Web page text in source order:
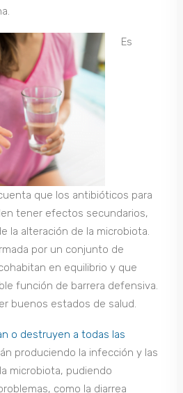
Es
que los antibióticos para
tener efectos secundarios,
la alteración de la microbiota.
por un conjunto de
en equilibrio y que
función de barrera defensiva.
buenos estados de salud.
o destruyen a todas las
produciendo la infección y las
microbiota, pudiendo
como la diarrea